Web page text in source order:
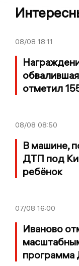
08/08 18:11
отметил
08/08 08:50
В машине,
ДТП под
ребёнок
07/08 16:00
Иваново
программа